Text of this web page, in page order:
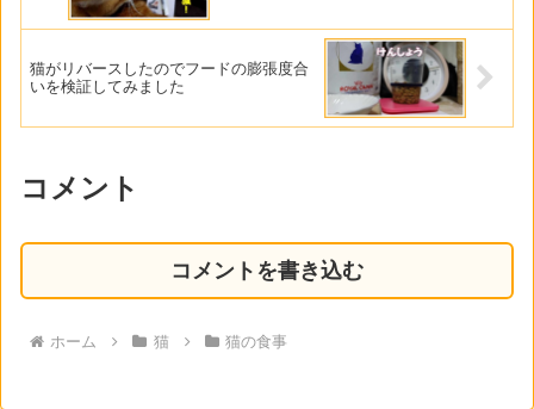
猫がリバースしたのでフードの膨張度合
いを検証してみました
コメント
コメントを書き込む
ホーム 猫 猫の食事